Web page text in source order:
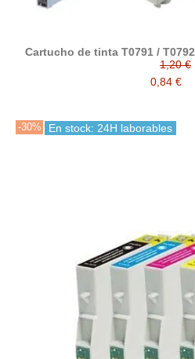
Cartucho de tinta T0791 /
T0796
1,20 €
0,84 €
-30% En stock: 24H laborables